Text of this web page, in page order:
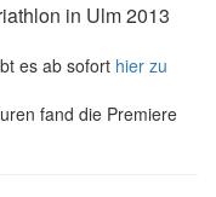
in Ulm 2013
es ab sofort hier zu
fand die Premiere